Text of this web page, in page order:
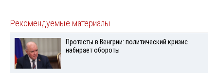
Рекомендуемые материалы
Протесты в Венгрии: политический кризис
набирает обороты